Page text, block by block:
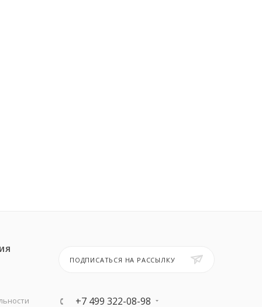
ПОДПИСАТЬСЯ НА РАССЫЛКУ
+7 499 322-08-98